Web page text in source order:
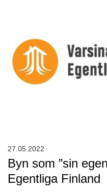
Byn som ”sin
Egentliga Finland
27.05.2022